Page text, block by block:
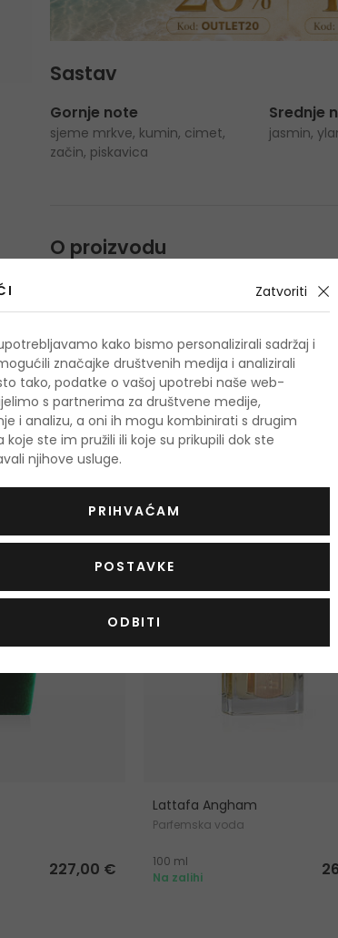
Sastav
Gornje note
sjeme mrkve, kumin, cimet,
začin, piskavica
Srednje
jasmin,
O proizvodu
OSTALE
227,00 €
-10%. KOD: OUTLET10
Lattafa Angham
Parfemska voda
100 ml
Na zalihi
Zatvoriti
kako bismo personalizirali sadržaj i
značajke društvenih medija i analizirali
tako, podatke o vašoj upotrebi naše web-
s partnerima za društvene medije,
i analizu, a oni ih mogu kombinirati s drugim
ste im pružili ili koje su prikupili dok ste
njihove usluge.
PRIHVAĆAM
POSTAVKE
ODBITI